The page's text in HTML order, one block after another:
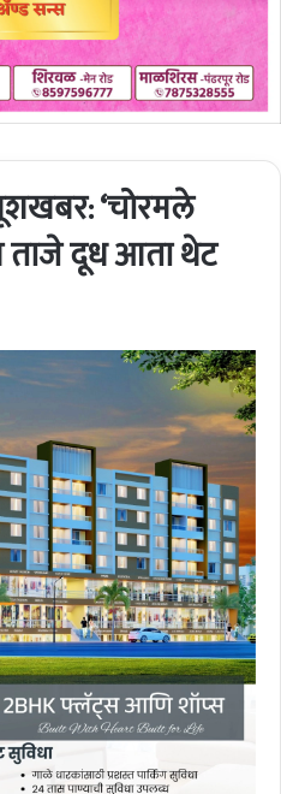
‘चोरमले
ताजे दूध आता थेट